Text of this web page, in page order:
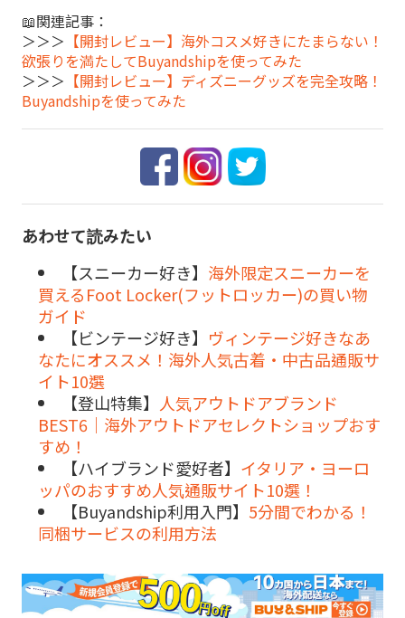
📖関連記事：
＞＞＞ 【開封レビュー】海外コスメ好きにたまらない！
欲張りを満たしてBuyandshipを使ってみた
＞＞＞ 【開封レビュー】ディズニーグッズを完全攻略！
Buyandshipを使ってみた
あわせて読みたい
【スニーカー好き】 海外限定スニーカーを
買えるFoot Locker(フットロッカー)の買い物
ガイド
【ビンテージ好き】 ヴィンテージ好きなあ
なたにオススメ！海外人気古着・中古品通販サ
イト10選
【登山特集】 人気アウトドアブランド
BEST6｜海外アウトドアセレクトショップおす
すめ！
【ハイブランド愛好者】 イタリア・ヨーロ
ッパのおすすめ人気通販サイト10選！
【Buyandship利用入門】 5分間でわかる！
同梱サービスの利用方法